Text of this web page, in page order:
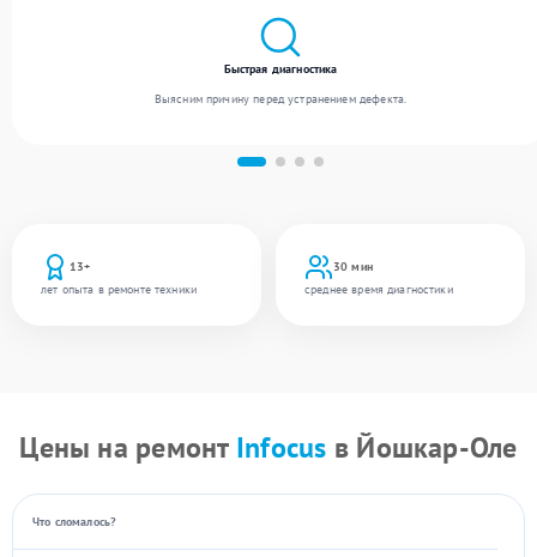
13+
лет опыта в ремонте техники
30 мин
среднее время диагностики
Быстрая диагностика
Выясним причину перед устранением дефекта.
Цены на ремонт Infocus в Йошкар-Оле
Что сломалось?